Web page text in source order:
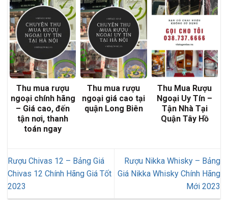
Thu mua rượu
ngoại chính hãng
– Giá cao, đến
tận nơi, thanh
toán ngay
Thu mua rượu
ngoại giá cao tại
quận Long Biên
Thu Mua Rượu
Ngoại Uy Tín –
Tận Nhà Tại
Quận Tây Hồ
Rượu Chivas 12 – Bảng Giá
Chivas 12 Chính Hãng Giá Tốt
2023
Rượu Nikka Whisky – Bảng
Giá Nikka Whisky Chính Hãng
Mới 2023